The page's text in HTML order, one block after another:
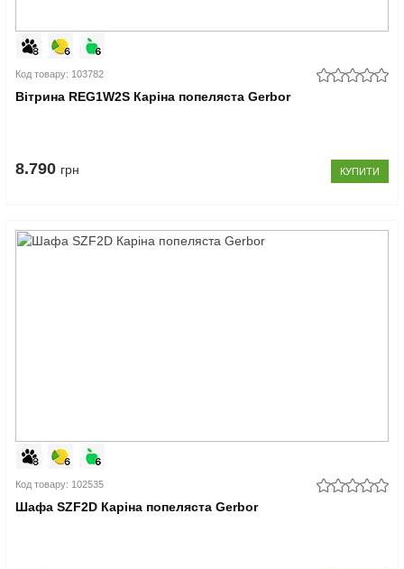
Код товару: 103782
Вітрина REG1W2S Каріна попеляста Gerbor
8.790 грн КУПИТИ
Код товару: 102535
Шафа SZF2D Каріна попеляста Gerbor